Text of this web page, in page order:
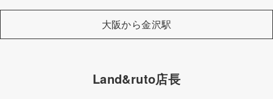
大阪から金沢駅
Land&ruto店長